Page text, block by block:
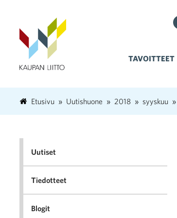
TAVOITTEET
Etusivu Uutishuone 2018 syyskuu
Uutiset
Tiedotteet
Blogit